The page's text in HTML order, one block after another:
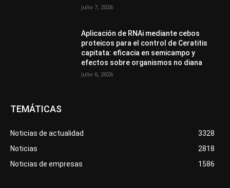
julio 7, 2026
Aplicación de RNAi mediante cebos
proteicos para el control de Ceratitis
capitata: eficacia en semicampo y
efectos sobre organismos no diana
julio 6, 2026
TEMÁTICAS
Noticias de actualidad
3328
Noticias
2818
Noticias de empresas
1586